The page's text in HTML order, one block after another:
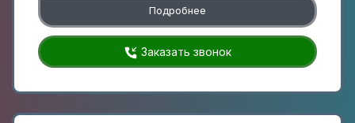
Подробнее
Заказать звонок